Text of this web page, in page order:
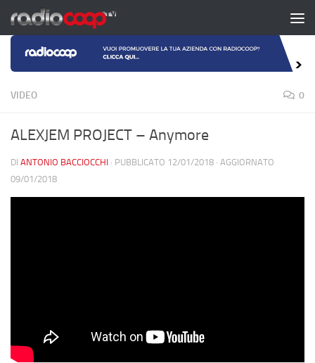
Salta al contenuto
VIDEO 0
ALEXJEM PROJECT – Anymore
DI ANTONIO BACCIOCCHI · PUBBLICATO 12/01/2018 · AGGIORNATO
09/01/2018